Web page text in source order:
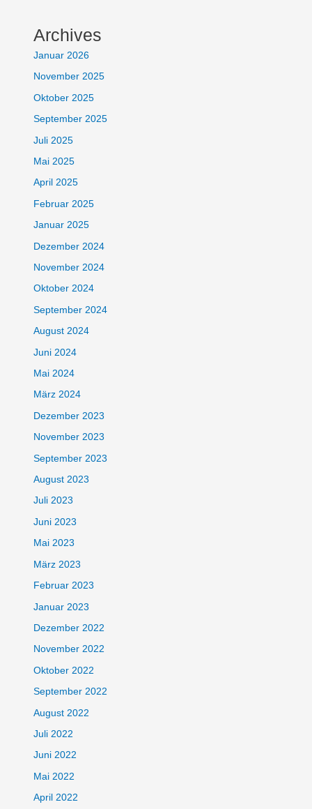
Archives
Januar 2026
November 2025
Oktober 2025
September 2025
Juli 2025
Mai 2025
April 2025
Februar 2025
Januar 2025
Dezember 2024
November 2024
Oktober 2024
September 2024
August 2024
Juni 2024
Mai 2024
März 2024
Dezember 2023
November 2023
September 2023
August 2023
Juli 2023
Juni 2023
Mai 2023
März 2023
Februar 2023
Januar 2023
Dezember 2022
November 2022
Oktober 2022
September 2022
August 2022
Juli 2022
Juni 2022
Mai 2022
April 2022